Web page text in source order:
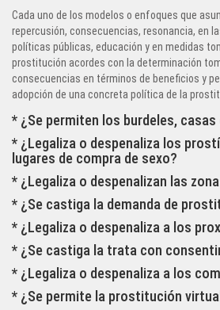
Cada uno de los modelos o enfoques que
repercusión, consecuencias, resonancia, en
políticas públicas, educación y en medidas
prostitución acordes con la determinación
consecuencias en términos de beneficios y
adopción de una concreta política de la
* ¿Se permiten los burdeles,
* ¿Legaliza o despenaliza los
lugares de compra de sexo?
* ¿Legaliza o despenalizan las
* ¿Se castiga la demanda de
* ¿Legaliza o despenaliza a los
* ¿Se castiga la trata con
* ¿Legaliza o despenaliza a los
* ¿Se permite la prostitución